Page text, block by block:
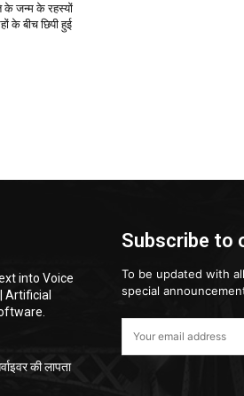
के जन्म के रहस्यों
के बीच छिपी हुई
into Voice
Artificial
की लापता
Subscribe to
To be updated with
special